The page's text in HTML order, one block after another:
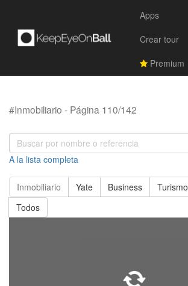
Apps
Crear tour
Premium
#Inmobiliario - Página 110/142
A la lista completa
Inmobiliario Yate Business Turismo
Todos